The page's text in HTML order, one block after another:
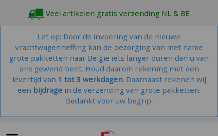
Veel artikelen gratis verzending NL & BE
Let op: Door de invoering van de nieuwe
vrachtwagenheffing kan de bezorging van met name
grote pakketten naar België iets langer duren dan u van
ons gewend bent. Houd daarom rekening met een
levertijd van 1 tot 3 werkdagen. Daarnaast rekenen wij
een bijdrage in de verzending van grote pakketten.
Bedankt voor uw begrip.